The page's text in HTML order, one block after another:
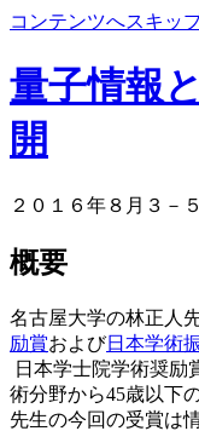
コンテンツへスキッ
量子情報
開
２０１６年８月３
概要
名古屋大学の林正人
励賞および日本学術
日本学士院学術奨励
術分野から45歳以下
先生の今回の受賞は